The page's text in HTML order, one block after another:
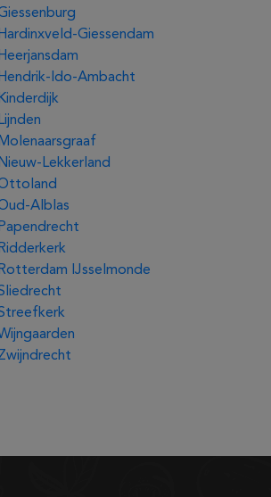
Giessendam
Ido-Ambacht
Lekkerland
Alblas
IJsselmonde